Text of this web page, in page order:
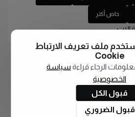
خاص أكتر
ملف تعريف الارتباط
Cookie
الرجاء قراءة سياسة
الخصوصية
قبول الكل
قبول الضروري